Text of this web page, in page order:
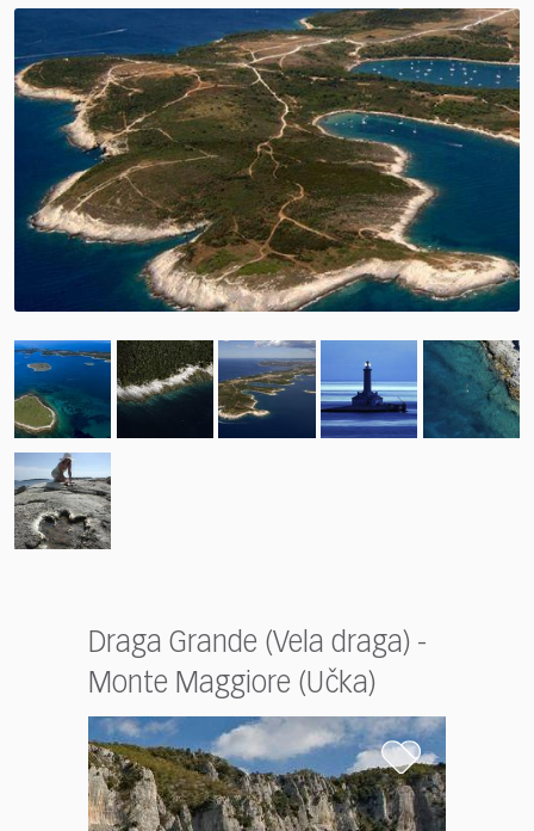
Draga Grande (Vela draga) -
Monte Maggiore (Učka)